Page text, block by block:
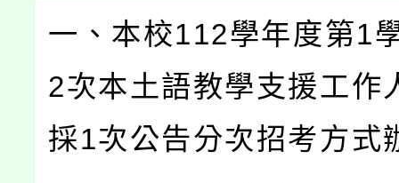
一、本校112學年度第1
2次本土語教學支援工作
採1次公告分次招考方式